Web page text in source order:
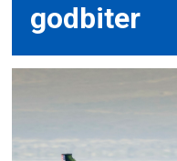
godbiter